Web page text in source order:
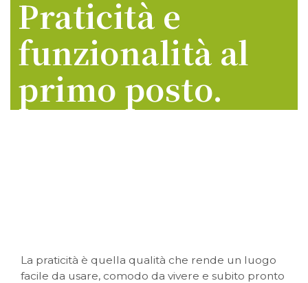
via Angelo Angeli, 68
33017 Tarcento (UD)
cell. 389 102 12 46
Praticità e
funzionalità al
primo posto.
La praticità è quella qualità che rende un luogo
facile da usare, comodo da vivere e subito pronto